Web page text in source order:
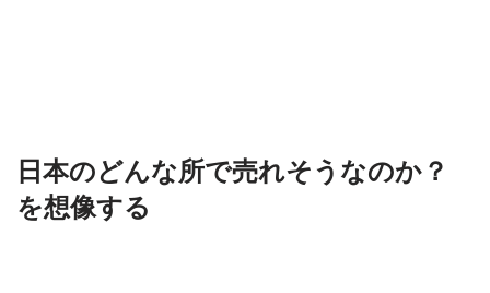
日本のどんな所で売れそうなのか？
を想像する